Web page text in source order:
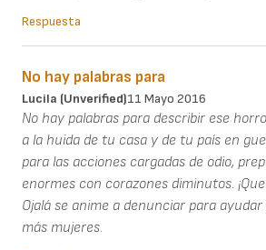
Respuesta
No hay palabras para
Lucila (unverified)11 Mayo 2016
No hay palabras para describir ese
a la huida de tu casa y de tu país en
para las acciones cargadas de odio,
enormes con corazones diminutos.
Ojalá se anime a denunciar para
más mujeres.